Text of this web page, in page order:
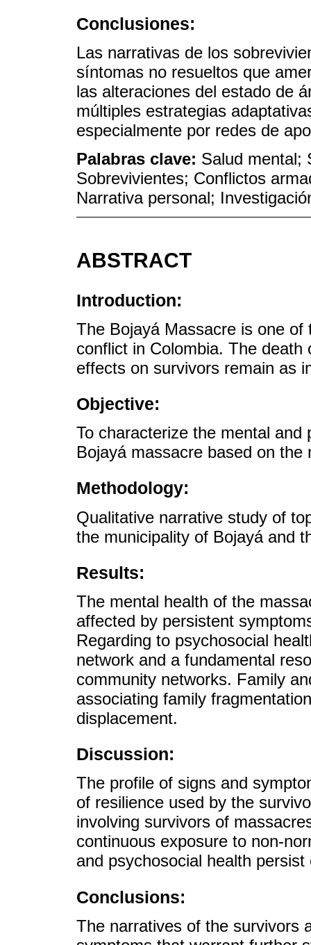
Conclusiones:
Las narrativas de los
síntomas no resueltos que
las alteraciones del estado de
múltiples estrategias
especialmente por redes de
Palabras clave: Salud mental;
Sobrevivientes; Conflictos
Narrativa personal;
ABSTRACT
Introduction:
The Bojayá Massacre is one
conflict in Colombia. The death
effects on survivors remain as
Objective:
To characterize the mental
Bojayá massacre based on
Methodology:
Qualitative narrative study of
the municipality of Bojayá and
Results:
The mental health of the
affected by persistent
Regarding to psychosocial
network and a fundamental
community networks. Family
associating family
displacement.
Discussion:
The profile of signs and
of resilience used by the
involving survivors of
continuous exposure to non-
and psychosocial health persist
Conclusions:
The narratives of the survivors